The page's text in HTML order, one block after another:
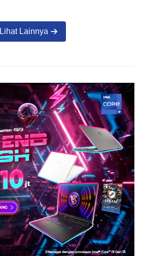
Lihat Lainnya